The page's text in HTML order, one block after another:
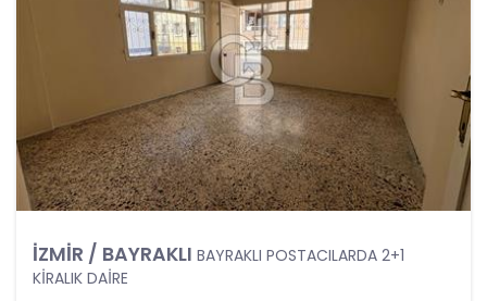
CB Gayrimenkul Franchising Pazarlama ve
Danışmanlık Hizmetleri A.Ş.; kişisel verileri
belirlenen amaçların gerçekleştirilmesine elverişli
bir biçimde işleyecek ve amacın
gerçekleştirilmesi ile ilgili olmayan veya ihtiyaç
duyulmayan kişisel verilerin işlenmesinden
kaçınacaktır.
5. İlgili Mevzuatta Öngörülen veya İşlendikleri
Amaç İçin Gerekli Olan Süre Kadar Muhafaza
CB Gayrimenkul Franchising Pazarlama ve
İZMİR / BAYRAKLI BAYRAKLI POSTACILARDA 2+1
KİRALIK DAİRE